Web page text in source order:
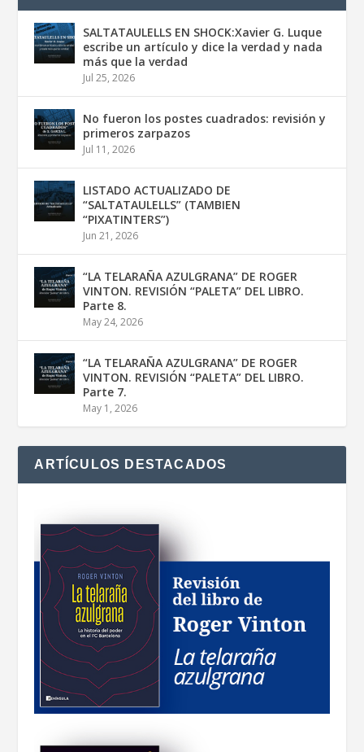
SALTATAULELLS EN SHOCK:Xavier G. Luque
escribe un artículo y dice la verdad y nada
más que la verdad
Jul 25, 2026
No fueron los postes cuadrados: revisión y
primeros zarpazos
Jul 11, 2026
LISTADO ACTUALIZADO DE
“SALTATAULELLS” (TAMBIEN
“PIXATINTERS”)
Jun 21, 2026
“LA TELARAÑA AZULGRANA” DE ROGER
VINTON. REVISIÓN “PALETA” DEL LIBRO.
Parte 8.
May 24, 2026
“LA TELARAÑA AZULGRANA” DE ROGER
VINTON. REVISIÓN “PALETA” DEL LIBRO.
Parte 7.
May 1, 2026
ARTÍCULOS DESTACADOS